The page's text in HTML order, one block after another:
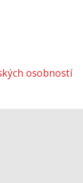
osobností